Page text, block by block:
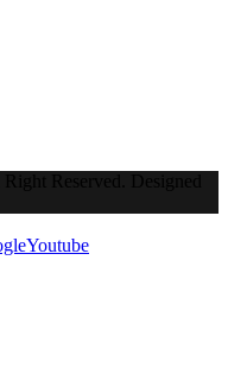
Reserved. Designed
Youtube